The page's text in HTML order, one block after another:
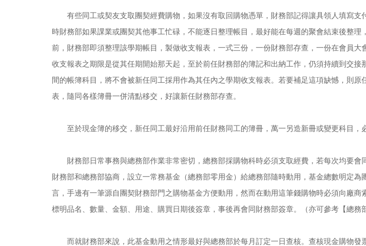
有些同工或契友支取團契經費購物，如果沒有取回購物憑單，財務部記得讓具領人填寫支
時財務部如果課業或團契其他事工忙碌，不能逐日整理帳目，最好能在每週的聚會結束後整
前，財務部即須整理該學期帳目，製做收支報表，一式三份，一份財務部存查，一份在會員
收支報表之期限是從其任期開始那天起，至於前任財務部的簿記和出納工作，仍須持續到交
間的帳簿科目，將不會被新任同工採用作為其任內之學期收支報表。若要補足這項缺憾，則
表，隨同各樣簿冊一併清點移交，好讓新任財務部存查。
至於現金簿的移交，新任同工最好沿用前任財務同工的簿冊，萬一另造新冊或變更科目，
財務部日常事務與總務部作業非常密切，總務部採購物科時必須支取經費，若每次均要會
財務部和總務部協商，設立一常務基金（總務部零用金）給總務部隨時動用，基金總數明定
言，手邊有一筆源自團契財務部門之購物基金方便動用，然而在動用這筆錢購物時必須向廠
標明品名、數量、金額、用途、購買日期後簽章，事後再會同財務部簽章。（亦可參考【總務
而就財務部來說，此基金動用之情形最好與總務部於每月訂定一日查核。查核現金購物發